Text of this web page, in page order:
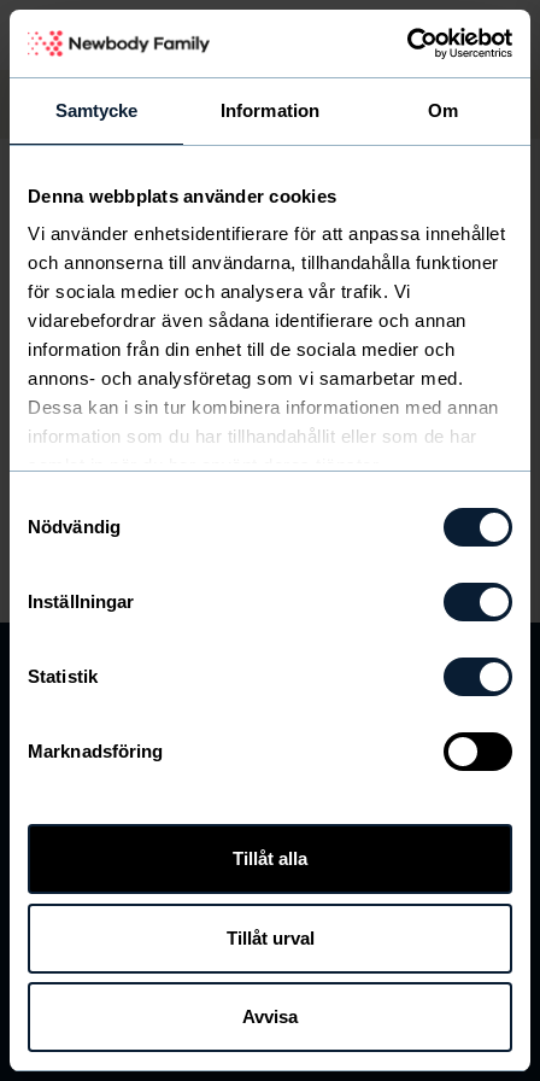
Samtycke Information Om
Denna webbplats använder cookies
Vi använder enhetsidentifierare för att anpassa innehållet
och annonserna till användarna, tillhandahålla funktioner
för sociala medier och analysera vår trafik. Vi
vidarebefordrar även sådana identifierare och annan
information från din enhet till de sociala medier och
annons- och analysföretag som vi samarbetar med.
Dessa kan i sin tur kombinera informationen med annan
information som du har tillhandahållit eller som de har
Nödvändig
Inställningar
Statistik
Marknadsföring
Tillåt alla
Tillåt urval
Avvisa
Tjäna pengar Så funkar det Se er vinst Sälj med oss
När kommer katalogerna?
Från det att Administratören har beställt katalogerna
tar det ca 3 dagar tills dem är levererade.
Newbody Family
Om oss